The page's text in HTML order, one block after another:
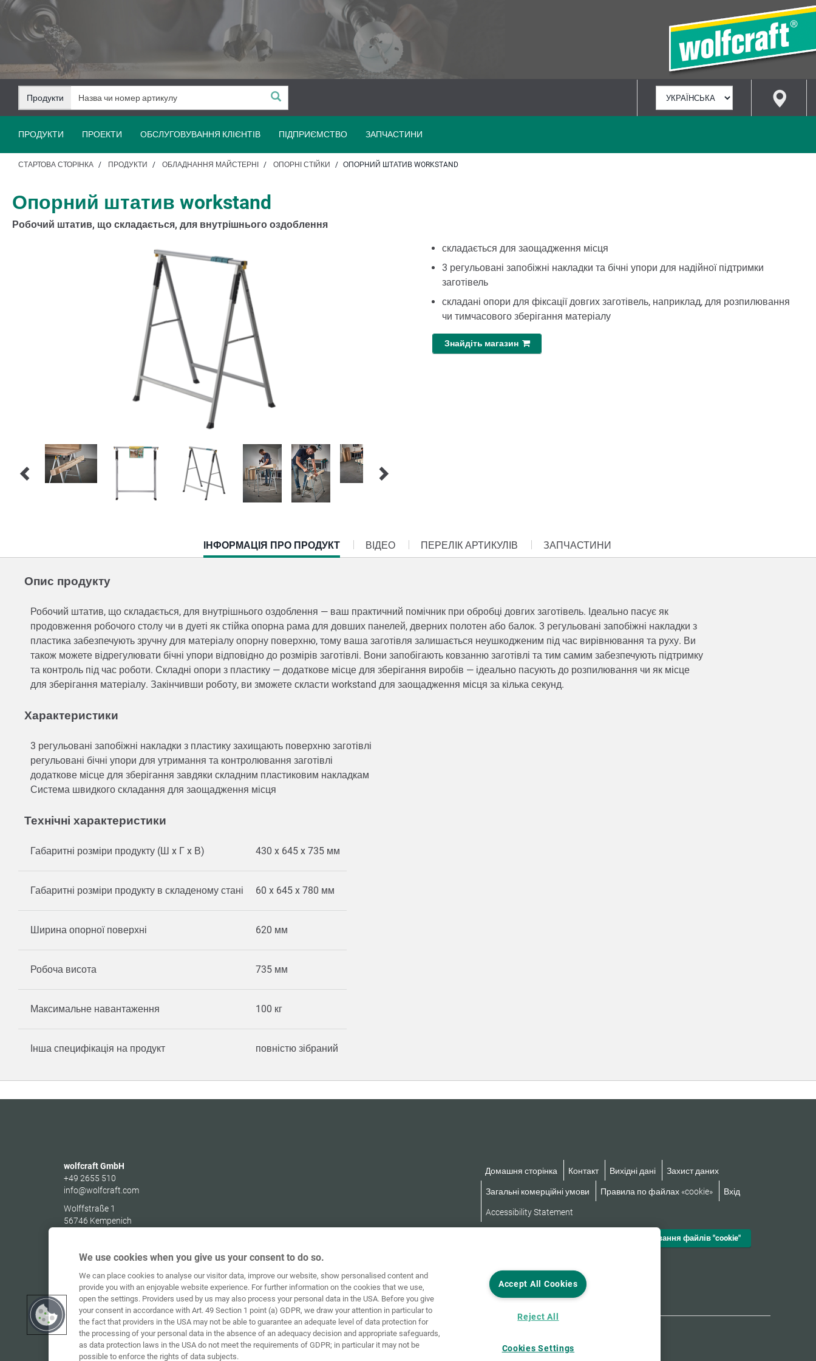
Перейти
змісту
Перейти
навігації
Продукти
ВИБРАТИ
МОВУ
ПРОДУКТИ ПРОЕКТИ ОБСЛУГОВУВАННЯ КЛІЄНТІВ ПІДПРИЄМСТВО ЗАПЧАСТИНИ
СТАРТОВА СТОРІНКА ПРОДУКТИ ОБЛАДНАННЯ МАЙСТЕРНІ ОПОРНІ СТІЙКИ ОПОРНИЙ ШТАТИВ WORKSTAND
Опорний штатив workstand
Робочий штатив, що складається, для внутрішнього оздоблення
складається для заощадження місця
3 регульовані запобіжні накладки та бічні упори для надійної підтримки
заготівель
складані опори для фіксації довгих заготівель, наприклад, для розпилювання
чи тимчасового зберігання матеріалу
Знайдіть магазин
CURRENT
TAB:
ІНФОРМАЦІЯ ПРО ПРОДУКТ ВІДЕО ПЕРЕЛІК АРТИКУЛІВ ЗАПЧАСТИНИ
Опис продукту
Робочий штатив, що складається, для внутрішнього оздоблення — ваш практичний помічник при обробці довгих заготівель. Ідеально пасує як
продовження робочого столу чи в дуеті як стійка опорна рама для довших панелей, дверних полотен або балок. 3 регульовані запобіжні накладки з
пластика забезпечують зручну для матеріалу опорну поверхню, тому ваша заготівля залишається неушкодженим під час вирівнювання та руху. Ви
також можете відрегулювати бічні упори відповідно до розмірів заготівлі. Вони запобігають ковзанню заготівлі та тим самим забезпечують підтримку
та контроль під час роботи. Складні опори з пластику — додаткове місце для зберігання виробів — ідеально пасують до розпилювання чи як місце
для зберігання матеріалу. Закінчивши роботу, ви зможете скласти workstand для заощадження місця за кілька секунд.
Характеристики
3 регульовані запобіжні накладки з пластику захищають поверхню заготівлі
регульовані бічні упори для утримання та контролювання заготівлі
додаткове місце для зберігання завдяки складним пластиковим накладкам
Система швидкого складання для заощадження місця
Технічні характеристики
Габаритні розміри продукту (Ш x Г x В) 430 x 645 x 735 мм
Габаритні розміри продукту в складеному стані 60 x 645 x 780 мм
Ширина опорної поверхні 620 мм
Робоча висота 735 мм
Максимальне навантаження 100 кг
Інша специфікація на продукт повністю зібраний
wolfcraft GmbH
+49 2655 510
info@wolfcraft.com
Wolffstraße 1
56746 Kempenich
Домашня сторінка Контакт Вихідні дані Захист даних
Загальні комерційні умови Правила по файлах «cookie» Вхід
Accessibility Statement
Налаштування файлів "cookie"
We use cookies when you give us your consent to do so.
We can place cookies to analyse our visitor data, improve our website, show personalised content and
provide you with an enjoyable website experience. For further information on the cookies that we use,
open the settings. Providers used by us may also process your personal data in the USA. Before you give
your consent in accordance with Art. 49 Section 1 point (a) GDPR, we draw your attention in particular to
the fact that providers in the USA may not be able to guarantee an adequate level of data protection for
the processing of your personal data in the absence of an adequacy decision and appropriate safeguards,
as data protection laws in the USA do not meet the requirements of GDPR; in particular it may not be
possible to enforce the rights of data subjects.
Accept All Cookies
Reject All
Cookies Settings